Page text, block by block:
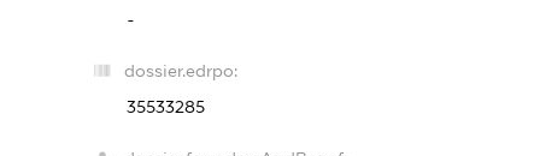
-
dossier.edrpo:
35533285